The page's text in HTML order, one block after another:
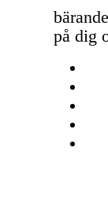
på dig